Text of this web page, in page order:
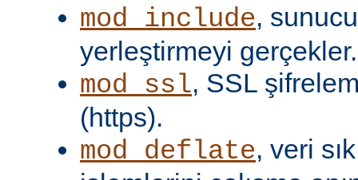
mod_include,
yerleştirmeyi gerçekler.
mod_ssl, SSL
(https).
mod_deflate, veri